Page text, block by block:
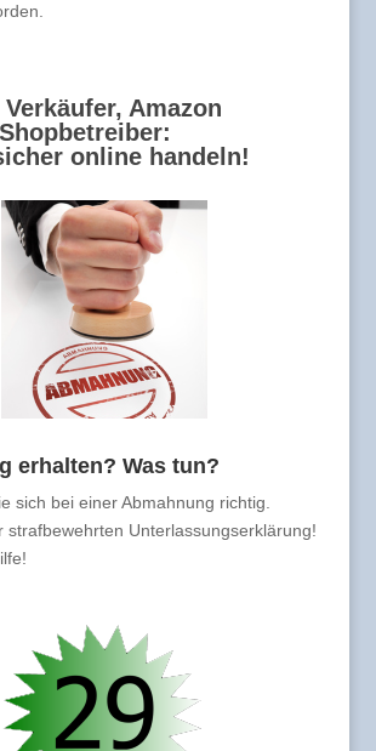
Amazon
online handeln!
erhalten? Was tun?
sich bei einer Abmahnung richtig.
strafbewehrten Unterlassungserklärung!